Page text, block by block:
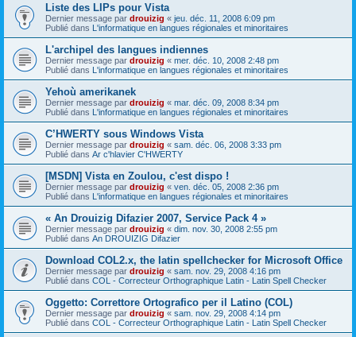
Liste des LIPs pour Vista
Dernier message par drouizig « jeu. déc. 11, 2008 6:09 pm
Publié dans L'informatique en langues régionales et minoritaires
L'archipel des langues indiennes
Dernier message par drouizig « mer. déc. 10, 2008 2:48 pm
Publié dans L'informatique en langues régionales et minoritaires
Yehoù amerikanek
Dernier message par drouizig « mar. déc. 09, 2008 8:34 pm
Publié dans L'informatique en langues régionales et minoritaires
C’HWERTY sous Windows Vista
Dernier message par drouizig « sam. déc. 06, 2008 3:33 pm
Publié dans Ar c'hlavier C'HWERTY
[MSDN] Vista en Zoulou, c'est dispo !
Dernier message par drouizig « ven. déc. 05, 2008 2:36 pm
Publié dans L'informatique en langues régionales et minoritaires
« An Drouizig Difazier 2007, Service Pack 4 »
Dernier message par drouizig « dim. nov. 30, 2008 2:55 pm
Publié dans An DROUIZIG Difazier
Download COL2.x, the latin spellchecker for Microsoft Office
Dernier message par drouizig « sam. nov. 29, 2008 4:16 pm
Publié dans COL - Correcteur Orthographique Latin - Latin Spell Checker
Oggetto: Correttore Ortografico per il Latino (COL)
Dernier message par drouizig « sam. nov. 29, 2008 4:14 pm
Publié dans COL - Correcteur Orthographique Latin - Latin Spell Checker